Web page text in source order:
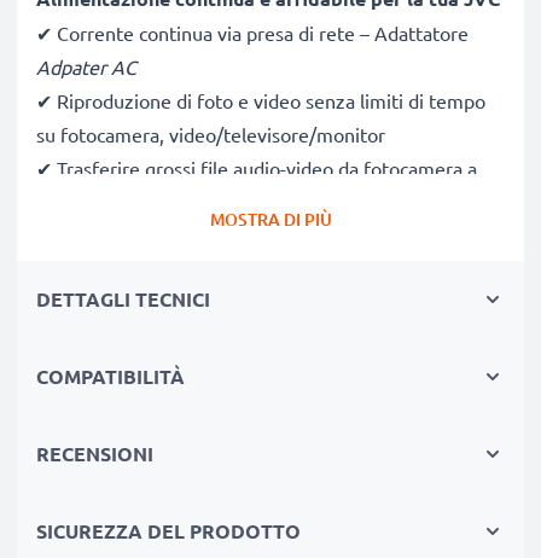
✔ Corrente continua via presa di rete – Adattatore
Adpater AC
✔ Riproduzione di foto e video senza limiti di tempo
su fotocamera, video/televisore/monitor
✔ Trasferire grossi file audio-video da fotocamera a
✔ Compatibile al 100% con JVC APV11, D21, DVL150,
✔ Perfetto per video-streaming, vlogging, per lunghi
MOSTRA DI PIÙ
DETTAGLI TECNICI
COMPATIBILITÀ
RECENSIONI
SICUREZZA DEL PRODOTTO